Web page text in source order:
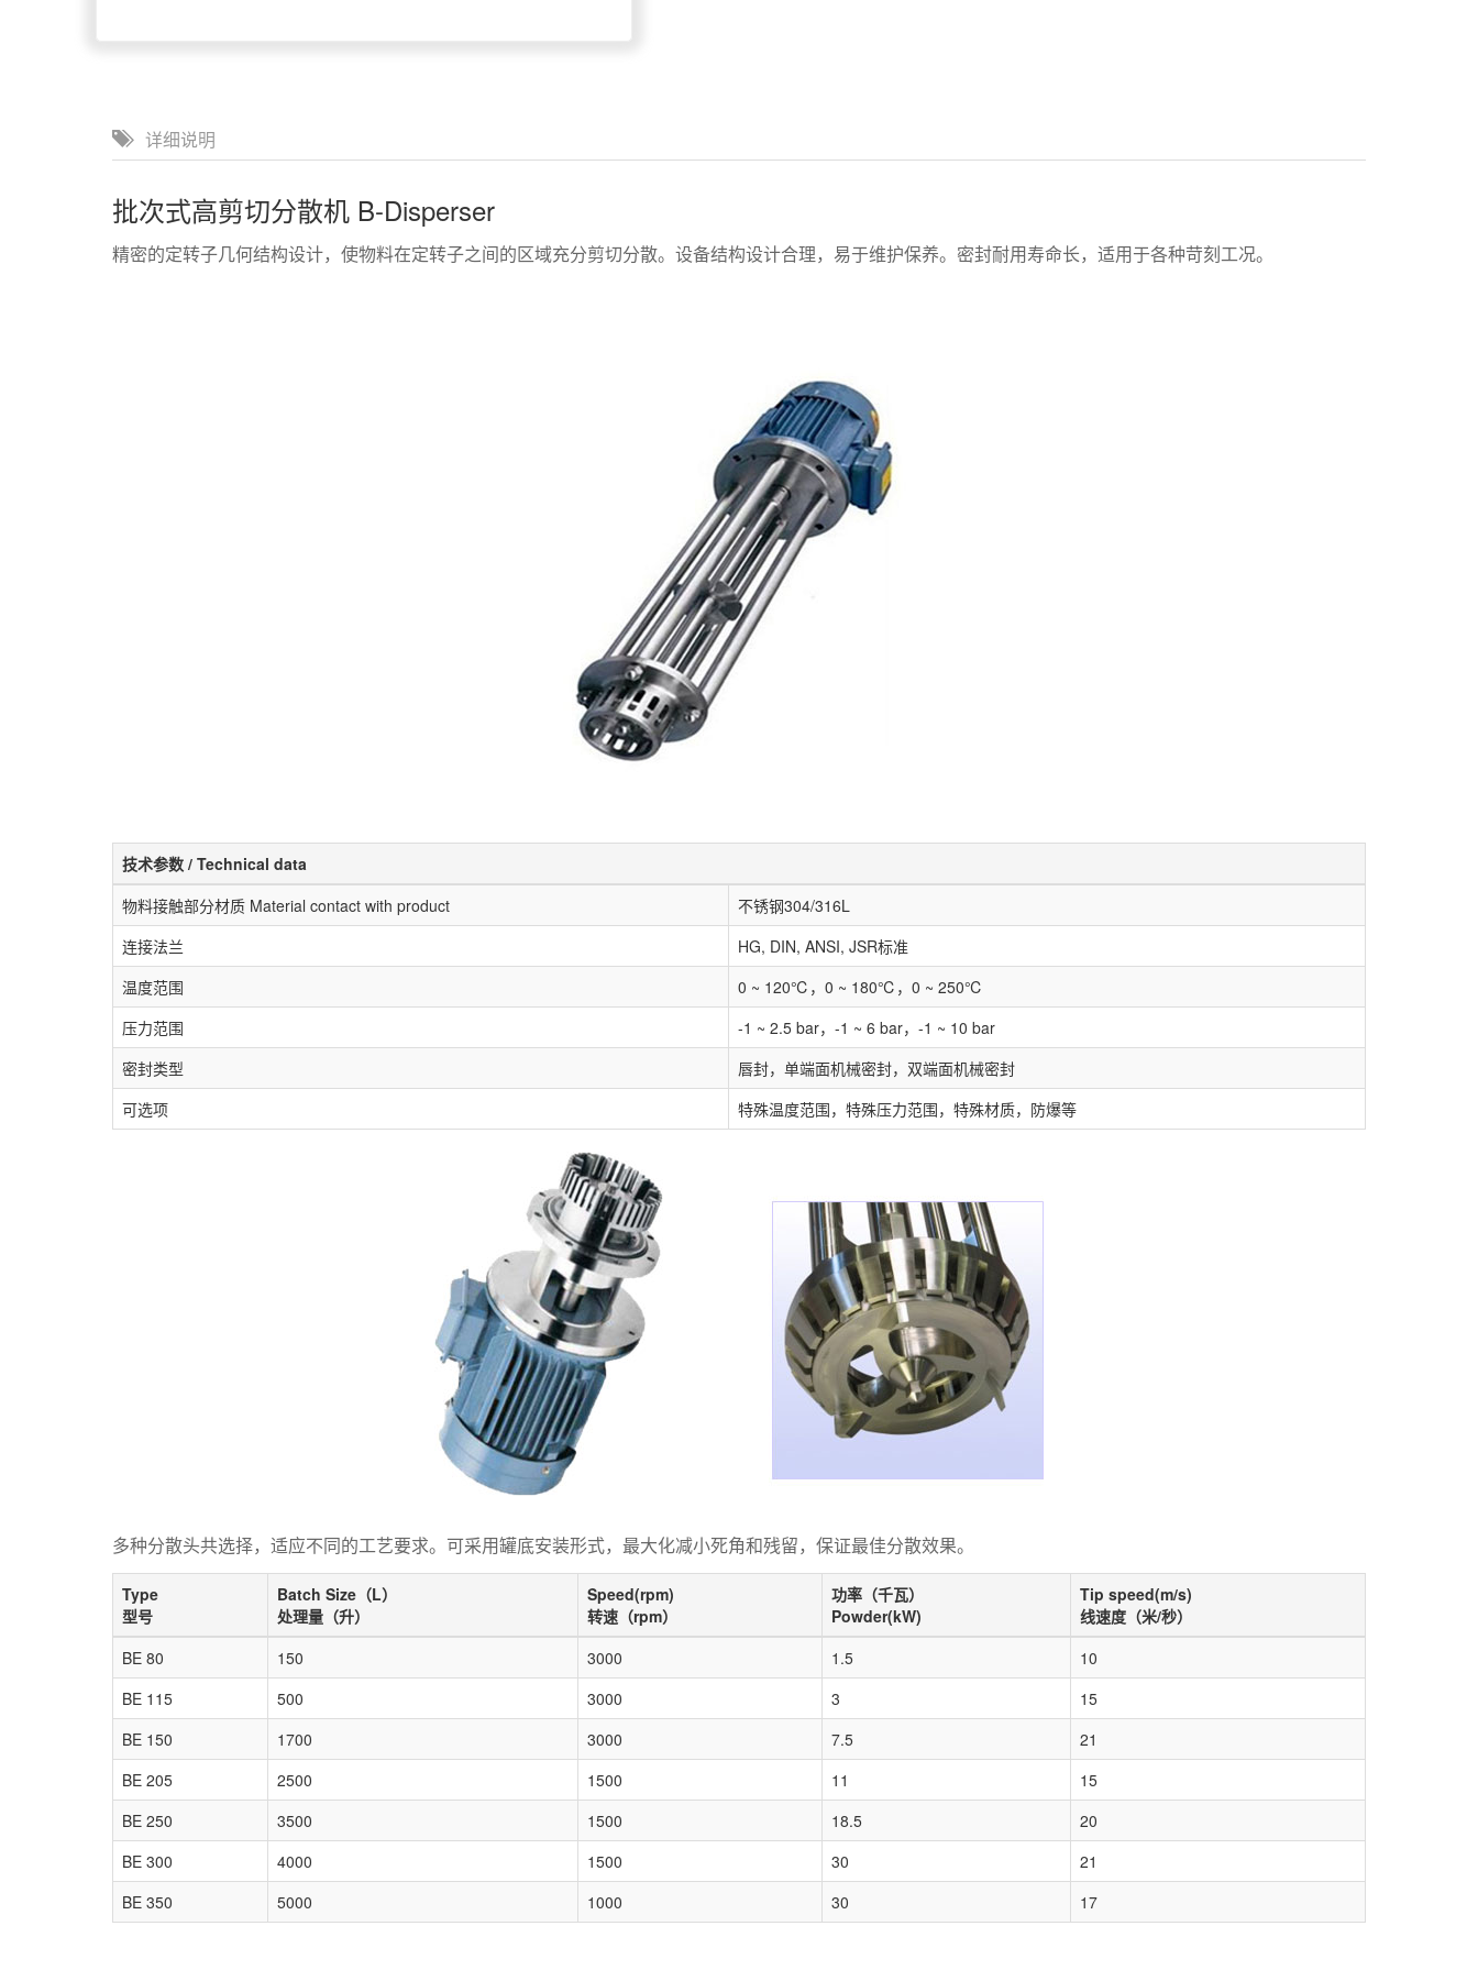
详细说明
批次式高剪切分散机 B-Disperser
精密的定转子几何结构设计，使物料在定转子之间的区域充分剪切分散。设备结构设计合理，易于维护保养。密封耐用寿命长，适用于各种苛刻工况。
技术参数 / Technical data
物料接触部分材质 Material contact with product
不锈钢304/316L
连接法兰
HG, DIN, ANSI, JSR标准
温度范围
0 ~ 120℃，0 ~ 180℃，0 ~ 250℃
压力范围
-1 ~ 2.5 bar，-1 ~ 6 bar，-1 ~ 10 bar
密封类型
唇封，单端面机械密封，双端面机械密封
可选项
特殊温度范围，特殊压力范围，特殊材质，防爆等
多种分散头共选择，适应不同的工艺要求。可采用罐底安装形式，最大化减小死角和残留，保证最佳分散效果。
Type
型号
Batch Size（L）
处理量（升）
Speed(rpm)
转速（rpm）
功率（千瓦）
Powder(kW)
Tip speed(m/s)
线速度（米/秒）
BE 80
150 3000 1.5
10
BE 115
500 3000 3
15
BE 150
1700 3000 7.5
21
BE 205
2500 1500 11
15
BE 250
3500 1500 18.5
20
BE 300
4000 1500 30
21
BE 350
5000 1000 30 17